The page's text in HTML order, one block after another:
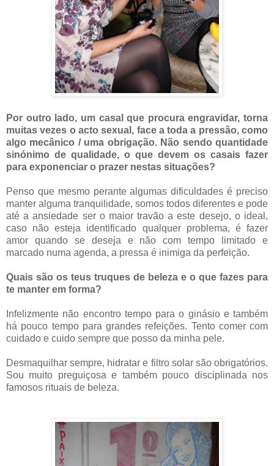
Por outro lado, um casal que procura engravidar, torna
muitas vezes o acto sexual, face a toda a pressão, como
algo mecânico / uma obrigação. Não sendo quantidade
sinónimo de qualidade, o que devem os casais fazer
para exponenciar o prazer nestas situações?
Penso que mesmo perante algumas dificuldades é preciso
manter alguma tranquilidade, somos todos diferentes e pode
até a ansiedade ser o maior travão a este desejo, o ideal,
caso não esteja identificado qualquer problema, é fazer
amor quando se deseja e não com tempo limitado e
marcado numa agenda, a pressa é inimiga da perfeição.
Quais são os teus truques de beleza e o que fazes para
te manter em forma?
Infelizmente não encontro tempo para o ginásio e também
há pouco tempo para grandes refeições. Tento comer com
cuidado e cuido sempre que posso da minha pele.
Desmaquilhar sempre, hidratar e filtro solar são obrigatórios.
Sou muito preguiçosa e também pouco disciplinada nos
famosos rituais de beleza.